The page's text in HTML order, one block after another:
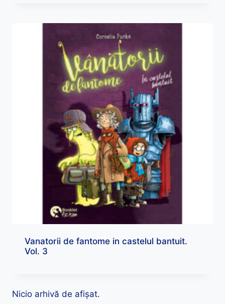
Vanatorii de fantome in castelul bantuit.
Vol. 3
Nicio arhivă de afișat.